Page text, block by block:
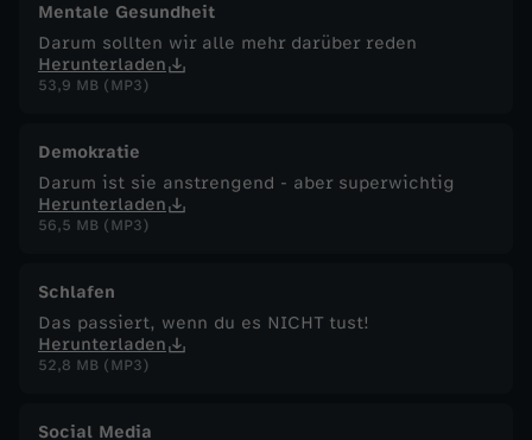
Mentale Gesundheit
Darum sollten wir alle mehr darüber reden
Herunterladen
53,9 MB (MP3)
Demokratie
Darum ist sie anstrengend - aber superwichtig
Herunterladen
56,5 MB (MP3)
Schlafen
Das passiert, wenn du es NICHT tust!
Herunterladen
52,8 MB (MP3)
Social Media